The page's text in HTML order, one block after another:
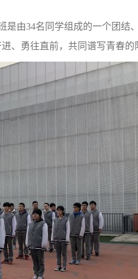
由34名同学组成的一个团结
、勇往直前，共同谱写青春的